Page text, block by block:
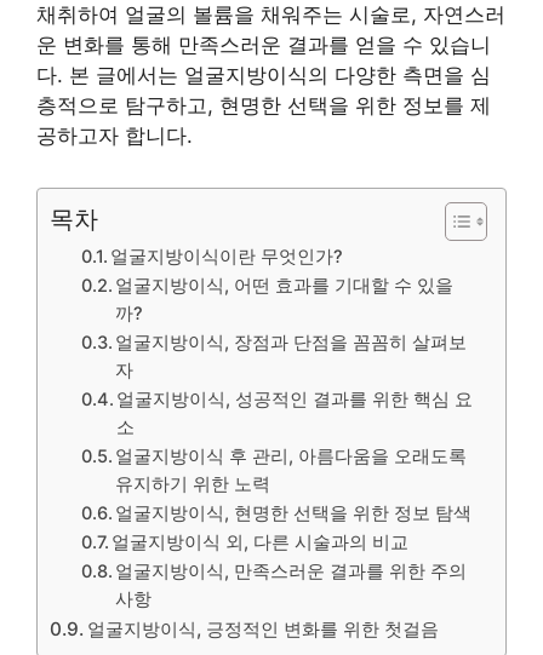
채취하여 얼굴의 볼륨을 채워주는 시술로, 자연스러
운 변화를 통해 만족스러운 결과를 얻을 수 있습니
다. 본 글에서는 얼굴지방이식의 다양한 측면을 심
층적으로 탐구하고, 현명한 선택을 위한 정보를 제
공하고자 합니다.
목차
얼굴지방이식이란 무엇인가?
얼굴지방이식, 어떤 효과를 기대할 수 있을
까?
얼굴지방이식, 장점과 단점을 꼼꼼히 살펴보
자
얼굴지방이식, 성공적인 결과를 위한 핵심 요
소
얼굴지방이식 후 관리, 아름다움을 오래도록
유지하기 위한 노력
얼굴지방이식, 현명한 선택을 위한 정보 탐색
얼굴지방이식 외, 다른 시술과의 비교
얼굴지방이식, 만족스러운 결과를 위한 주의
사항
얼굴지방이식, 긍정적인 변화를 위한 첫걸음